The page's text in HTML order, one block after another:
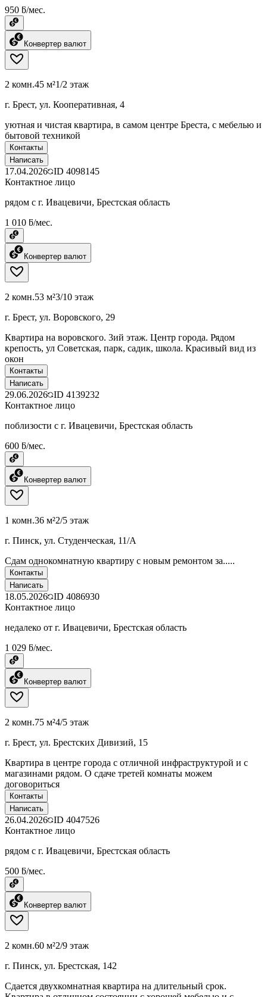
950 ƃ/мес.
Конвертер валют
2 комн.45 м²1/2 этаж
г. Брест, ул. Кооперативная, 4
уютная и чистая квартира, в самом центре Бреста, с мебелью и
бытовой техникой
Контакты
Написать
17.04.2026 ID 4098145
Контактное лицо
рядом с г. Ивацевичи, Брестская область
1 010 ƃ/мес.
Конвертер валют
2 комн.53 м²3/10 этаж
г. Брест, ул. Воровского, 29
Квартира на воровского. 3ий этаж. Центр города. Рядом
крепость, ул Советская, парк, садик, школа. Красивый вид из
окон
Контакты
Написать
29.06.2026 ID 4139232
Контактное лицо
поблизости с г. Ивацевичи, Брестская область
600 ƃ/мес.
Конвертер валют
1 комн.36 м²2/5 этаж
г. Пинск, ул. Студенческая, 11/А
Сдам однокомнатную квартиру с новым ремонтом за.....
Контакты
Написать
18.05.2026 ID 4086930
Контактное лицо
недалеко от г. Ивацевичи, Брестская область
1 029 ƃ/мес.
Конвертер валют
2 комн.75 м²4/5 этаж
г. Брест, ул. Брестских Дивизий, 15
Квартира в центре города с отличной инфраструктурой и с
магазинами рядом. О сдаче третей комнаты можем
договориться
Контакты
Написать
26.04.2026 ID 4047526
Контактное лицо
рядом с г. Ивацевичи, Брестская область
500 ƃ/мес.
Конвертер валют
2 комн.60 м²2/9 этаж
г. Пинск, ул. Брестская, 142
Сдается двухкомнатная квартира на длительный срок.